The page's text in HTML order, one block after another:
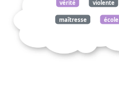
vérité violente
maîtresse école
autorité essais